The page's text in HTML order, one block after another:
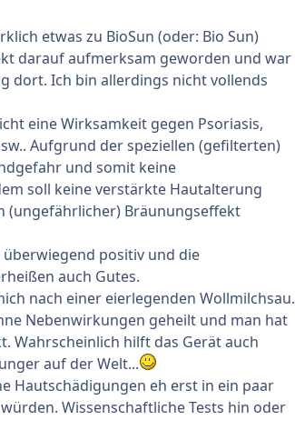
etwas zu BioSun (oder: Bio Sun)
darauf aufmerksam geworden und war
dort. Ich bin allerdings nicht vollends
eine Wirksamkeit gegen Psoriasis,
Aufgrund der speziellen (gefilterten)
und somit keine
soll keine verstärkte Hautalterung
(ungefährlicher) Bräunungseffekt
positiv und die
auch Gutes.
nach einer eierlegenden Wollmilchsau.
Nebenwirkungen geheilt und man hat
Wahrscheinlich hilft das Gerät auch
auf der Welt...
Hautschädigungen eh erst in ein paar
Wissenschaftliche Tests hin oder